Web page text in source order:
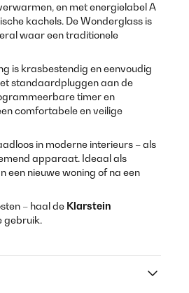
en met energielabel A
kachels. De Wonderglass is
waar een traditionele
is krasbestendig en eenvoudig
standaardpluggen aan de
timer en
comfortabele en veilige
in moderne interieurs – als
apparaat. Ideaal als
een nieuwe woning of na een
– haal de Klarstein
gebruik.